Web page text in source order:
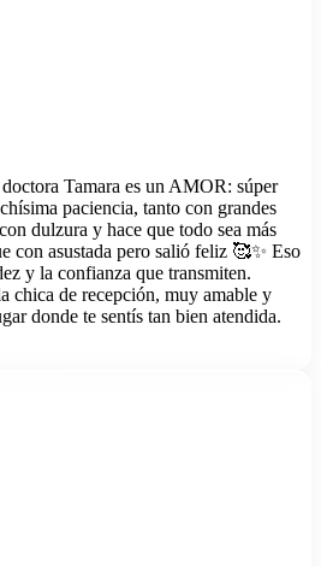
Tamara es un AMOR: súper
paciencia, tanto con grandes
dulzura y hace que todo sea más
con asustada pero salió feliz 🥰✨ Eso
y la confianza que transmiten.
chica de recepción, muy amable y
donde te sentís tan bien atendida.